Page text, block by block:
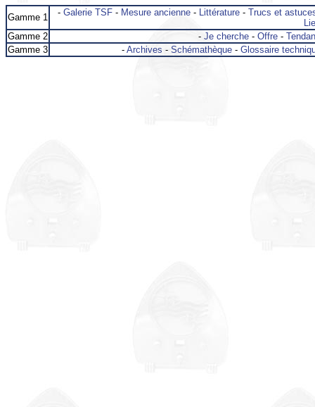
Gamme 1 - Galerie TSF- Mesure ancienne- Littérature- Trucs et
Gamme 2
- Je cherche- Offre-
Gamme 3
- Archives - Schémathèque- Glossaire